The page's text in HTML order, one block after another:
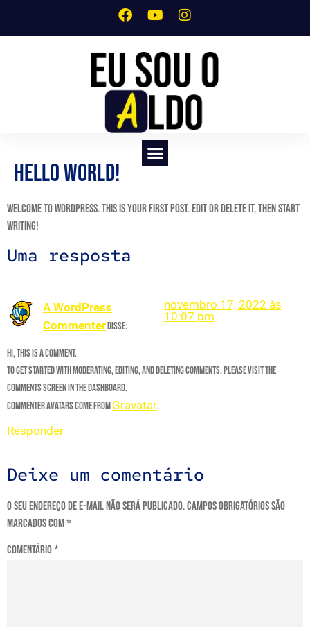
Hello world!
Welcome to WordPress. This is your first post. Edit or delete it, then start
writing!
Uma resposta
A WordPress
Commenterdisse:
novembro 17, 2022 às
10:07 pm
Hi, this is a comment.
To get started with moderating, editing, and deleting comments, please visit the
Comments screen in the dashboard.
Commenter avatars come fromGravatar.
Responder
Deixe um comentário
O seu endereço de e-mail não será publicado.Campos obrigatórios são
marcados com*
Comentário*